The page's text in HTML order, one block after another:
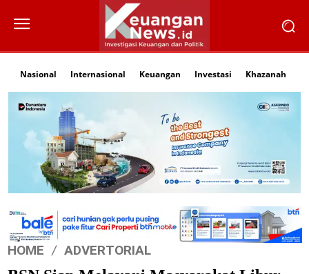
Nasional Internasional Keuangan Investasi Khazanah
HOME ADVERTORIAL